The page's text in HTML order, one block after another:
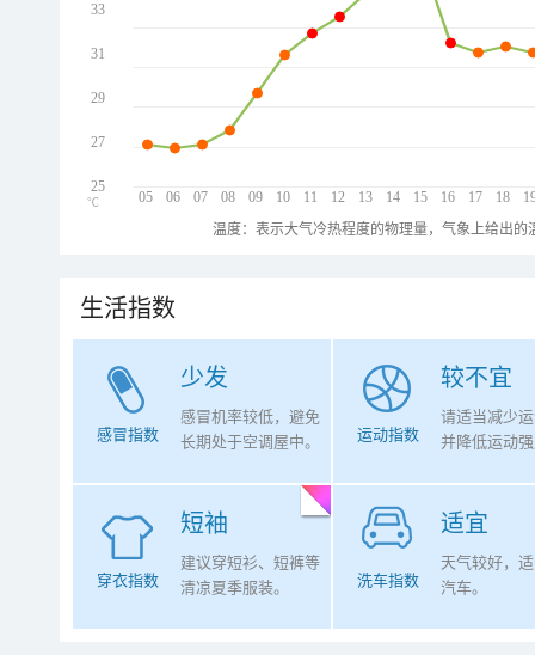
05 06 07 08 09 10 11 12 13 14 15 16 17 18
33
31
29
27
25
℃
温度：表示大气冷热程度的物理量，气象上给出
生活指数
少发
感冒指数
感冒机率较低，避免
长期处于空调屋中。
较不宜
运动指数
请适当减少
并降低运动
短袖
穿衣指数
建议穿短衫、短裤等
清凉夏季服装。
适宜
洗车指数
天气较好，
汽车。